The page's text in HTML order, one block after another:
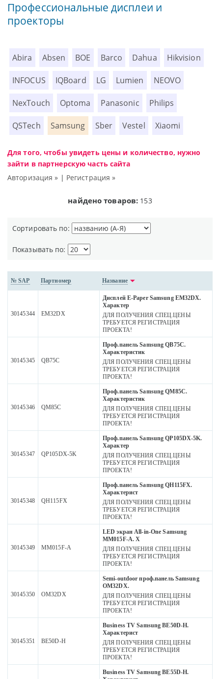
Профессиональные дисплеи и
проекторы
Abira Absen BOE Barco Dahua Hikvision
INFOCUS IQBoard LG Lumien NEOVO
NexTouch Optoma Panasonic Philips
QSTech Samsung Sber Vestel Xiaomi
Для того, чтобы увидеть цены и количество, нужно
зайти в партнерскую часть сайта
Авторизация » | Регистрация »
найдено товаров: 153
Сортировать по:
Показывать по:
№ SAP Партномер Название
30145344 EM32DX
Дисплей E-Paper Samsung EM32DX.
Характер
ДЛЯ ПОЛУЧЕНИЯ СПЕЦ.ЦЕНЫ
ТРЕБУЕТСЯ РЕГИСТРАЦИЯ
ПРОЕКТА!
30145345 QB75C
Проф.панель Samsung QB75C.
Характеристик
ДЛЯ ПОЛУЧЕНИЯ СПЕЦ.ЦЕНЫ
ТРЕБУЕТСЯ РЕГИСТРАЦИЯ
ПРОЕКТА!
30145346 QM85C
Проф.панель Samsung QM85C.
Характеристик
ДЛЯ ПОЛУЧЕНИЯ СПЕЦ.ЦЕНЫ
ТРЕБУЕТСЯ РЕГИСТРАЦИЯ
ПРОЕКТА!
30145347 QP105DX-5K
Проф.панель Samsung QP105DX-5K.
Характер
ДЛЯ ПОЛУЧЕНИЯ СПЕЦ.ЦЕНЫ
ТРЕБУЕТСЯ РЕГИСТРАЦИЯ
ПРОЕКТА!
30145348 QH115FX
Проф.панель Samsung QH115FX.
Характерист
ДЛЯ ПОЛУЧЕНИЯ СПЕЦ.ЦЕНЫ
ТРЕБУЕТСЯ РЕГИСТРАЦИЯ
ПРОЕКТА!
30145349 MM015F-A
LED экран All-in-One Samsung
MM015F-A. Х
ДЛЯ ПОЛУЧЕНИЯ СПЕЦ.ЦЕНЫ
ТРЕБУЕТСЯ РЕГИСТРАЦИЯ
ПРОЕКТА!
30145350 OM32DX
Semi-outdoor проф.панель Samsung
OM32DX.
ДЛЯ ПОЛУЧЕНИЯ СПЕЦ.ЦЕНЫ
ТРЕБУЕТСЯ РЕГИСТРАЦИЯ
ПРОЕКТА!
30145351 BE50D-H
Business TV Samsung BE50D-H.
Характерист
ДЛЯ ПОЛУЧЕНИЯ СПЕЦ.ЦЕНЫ
ТРЕБУЕТСЯ РЕГИСТРАЦИЯ
ПРОЕКТА!
Business TV Samsung BE55D-H.